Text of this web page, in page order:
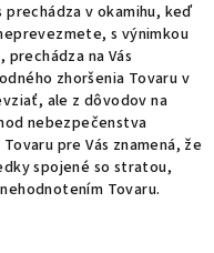
prechádza v okamihu, keď
s výnimkou
na Vás
zhoršenia Tovaru v
ale z dôvodov na
nebezpečenstva
pre Vás znamená, že
spojené so stratou,
Tovaru.